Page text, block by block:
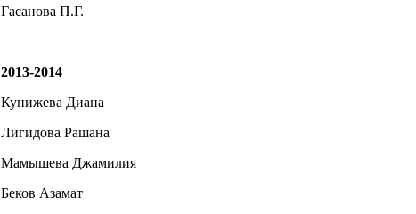
Гасанова П.Г.
2013-2014
Кунижева Диана
Лигидова Рашана
Мамышева Джамилия
Беков Азамат